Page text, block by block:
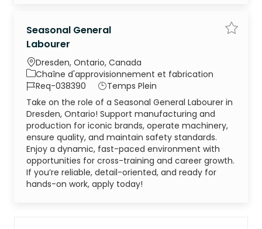
Seasonal General
Labourer
Emplacement
Dresden, Ontario, Canada
Catégorie
Chaîne d'approvisionnement et fabrication
ID du poste
Req-038390 Type d’emploi
Temps Plein
Take on the role of a Seasonal General Labourer in
Dresden, Ontario! Support manufacturing and
production for iconic brands, operate machinery,
ensure quality, and maintain safety standards.
Enjoy a dynamic, fast-paced environment with
opportunities for cross-training and career growth.
If you’re reliable, detail-oriented, and ready for
hands-on work, apply today!